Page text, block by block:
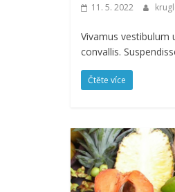
11. 5. 2022
Vivamus vestibulum
convallis.
Čtěte více